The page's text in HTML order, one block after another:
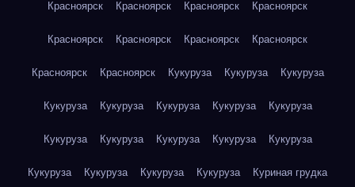
Красноярск Красноярск Красноярск Красноярск
Красноярск Красноярск Красноярск Красноярск
Красноярск Красноярск Кукуруза Кукуруза Кукуруза
Кукуруза Кукуруза Кукуруза Кукуруза Кукуруза
Кукуруза Кукуруза Кукуруза Кукуруза Кукуруза
Кукуруза Кукуруза Кукуруза Кукуруза Куриная грудка